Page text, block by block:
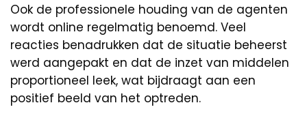
Ook de professionele houding van de agenten
wordt online regelmatig benoemd. Veel
reacties benadrukken dat de situatie beheerst
werd aangepakt en dat de inzet van middelen
proportioneel leek, wat bijdraagt aan een
positief beeld van het optreden.